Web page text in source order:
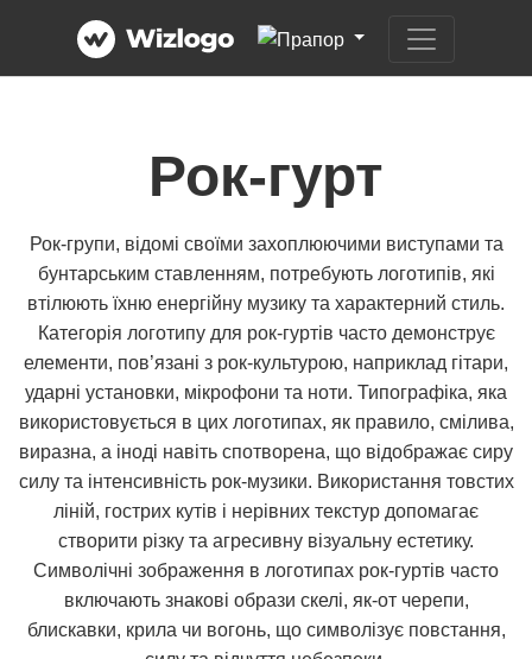
Рок-гурт
Рок-групи, відомі своїми захоплюючими виступами та
бунтарським ставленням, потребують логотипів, які
втілюють їхню енергійну музику та характерний стиль.
Категорія логотипу для рок-гуртів часто демонструє
елементи, пов’язані з рок-культурою, наприклад гітари,
ударні установки, мікрофони та ноти. Типографіка, яка
використовується в цих логотипах, як правило, смілива,
виразна, а іноді навіть спотворена, що відображає сиру
силу та інтенсивність рок-музики. Використання товстих
ліній, гострих кутів і нерівних текстур допомагає
створити різку та агресивну візуальну естетику.
Символічні зображення в логотипах рок-гуртів часто
включають знакові образи скелі, як-от черепи,
блискавки, крила чи вогонь, що символізує повстання,